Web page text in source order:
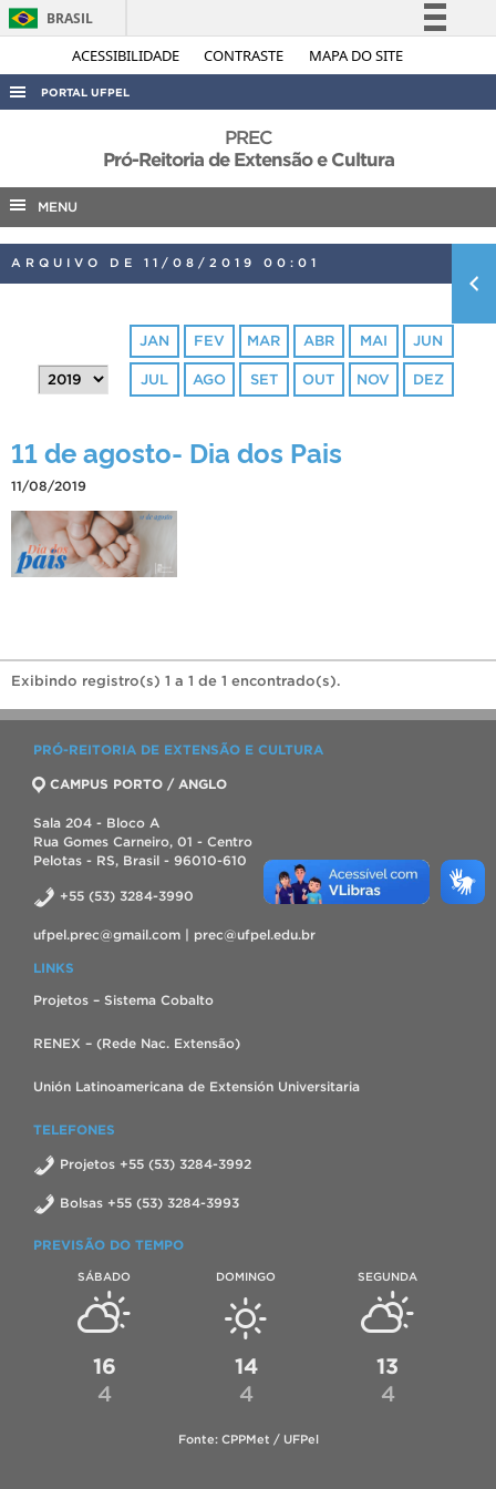
ACESSIBILIDADE CONTRASTE MAPA DO SITE
BRASIL
Simplifique!
Acesso à informação
Legislação
PORTAL UFPEL
AUDITORIA
COBALTO
CONCURSOS
PORTARIAS
PREC
Pró-Reitoria de Extensão e Cultura
MENU
ARQUIVO DE 11/08/2019 00:01
JAN FEV MAR ABR MAI JUN
JUL AGO SET OUT NOV DEZ
11 de agosto- Dia dos Pais
11/08/2019
Exibindo registro(s) 1 a 1 de 1 encontrado(s).
PRÓ-REITORIA DE EXTENSÃO E CULTURA
CAMPUS PORTO / ANGLO
Sala 204 - Bloco A
Rua Gomes Carneiro, 01 - Centro
Pelotas - RS, Brasil - 96010-610
+55 (53) 3284-3990
ufpel.prec@gmail.com | prec@ufpel.edu.br
LINKS
Projetos – Sistema Cobalto
RENEX – (Rede Nac. Extensão)
Unión Latinoamericana de Extensión Universitaria
TELEFONES
Projetos +55 (53) 3284-3992
Bolsas +55 (53) 3284-3993
PREVISÃO DO TEMPO
SÁBADO
16
4
DOMINGO
14
4
SEGUNDA
13
4
Fonte: CPPMet / UFPel